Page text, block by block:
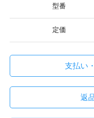
型番
定価
支払い
返